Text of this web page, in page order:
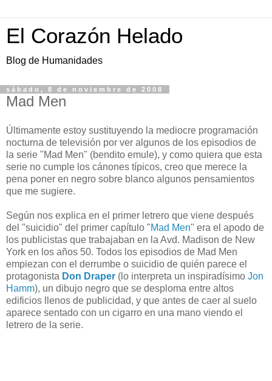
El Corazón Helado
Blog de Humanidades
sábado, 8 de noviembre de 2008
Mad Men
Últimamente estoy sustituyendo la mediocre programación
nocturna de televisión por ver algunos de los episodios de
la serie "Mad Men" (bendito emule), y como quiera que esta
serie no cumple los cánones típicos, creo que merece la
pena poner en negro sobre blanco algunos pensamientos
que me sugiere.
Según nos explica en el primer letrero que viene después
del "suicidio" del primer capítulo "Mad Men" era el apodo de
los publicistas que trabajaban en la Avd. Madison de New
York en los años 50. Todos los episodios de Mad Men
empiezan con el derrumbe o suicidio de quién parece el
protagonista Don Draper (lo interpreta un inspiradísimo Jon
Hamm), un dibujo negro que se desploma entre altos
edificios llenos de publicidad, y que antes de caer al suelo
aparece sentado con un cigarro en una mano viendo el
letrero de la serie.